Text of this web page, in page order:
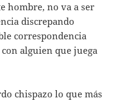
hombre, no va a ser
discrepando
correspondencia
alguien que juega
chispazo lo que más